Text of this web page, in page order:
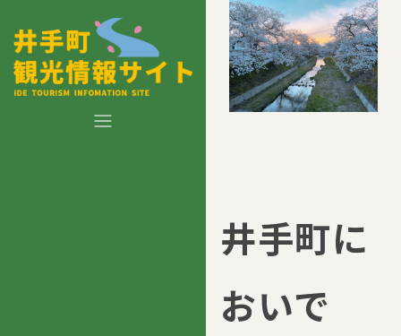
井手町に
おいで